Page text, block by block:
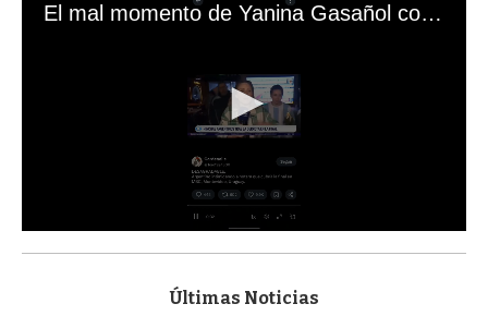
El mal momento de Yanina Gasañol con un hincha argentino en "Subrayado"
s
Últimas Noticias